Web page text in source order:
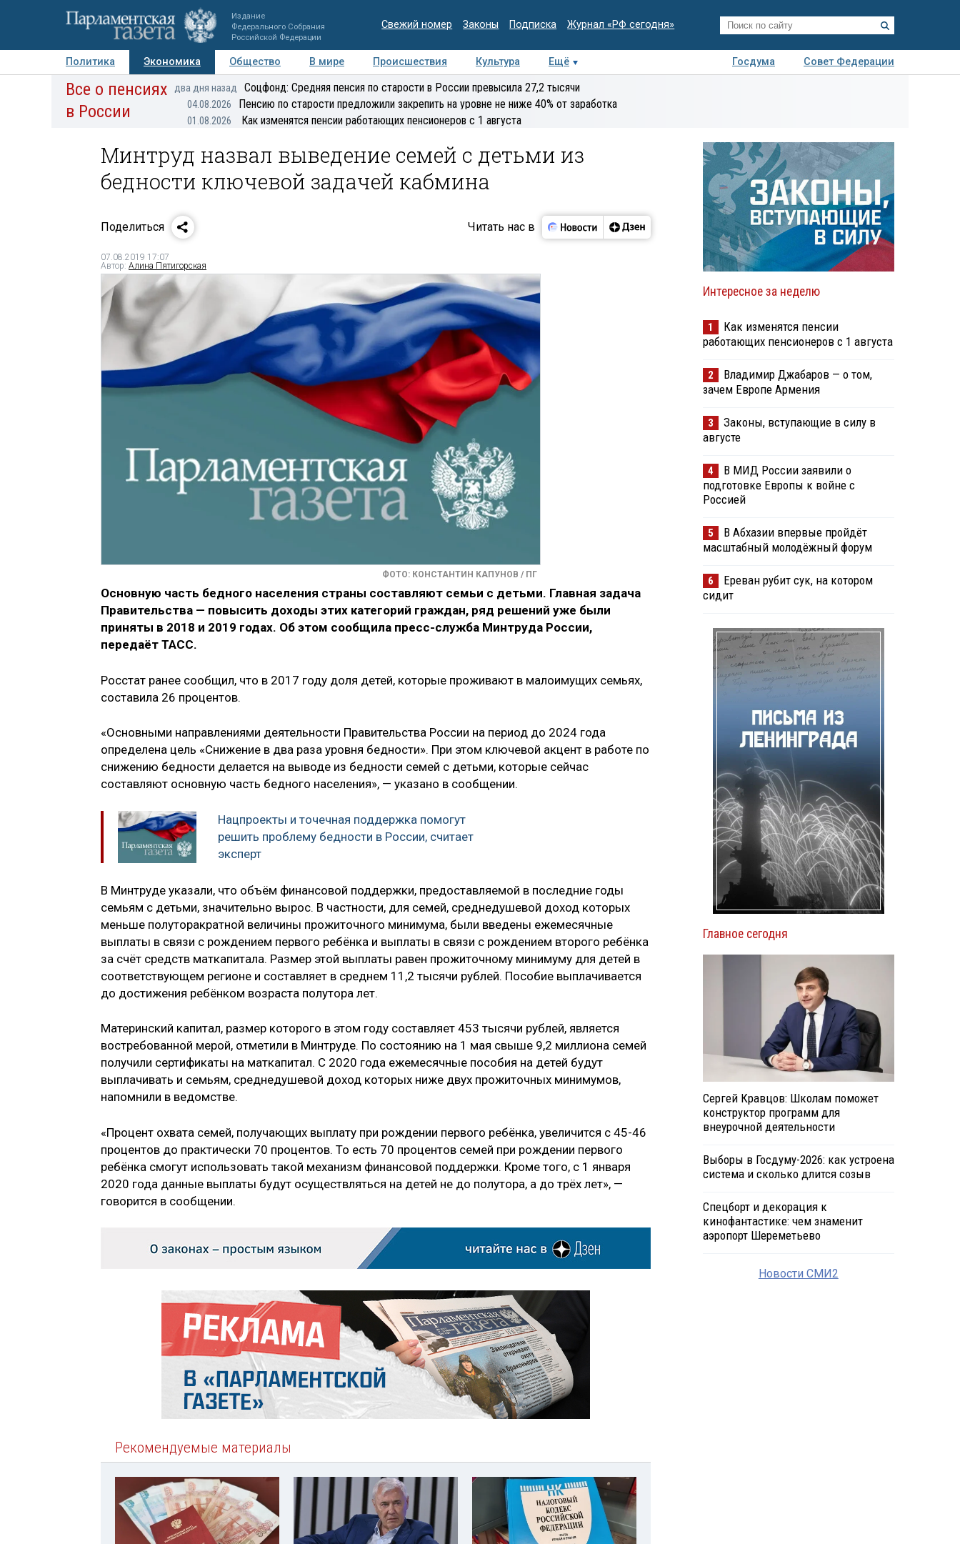
Издание
Федерального Собрания
Российской Федерации
Свежий номер Законы Подписка Журнал «РФ сегодня»
Политика Экономика Общество В мире Происшествия Культура Ещё Госдума
Совет Федерации
Авторы Персоны Мнения Регионы Медиацентр Интервью Колумнисты
Все о пенсиях
в России
два дня назад Соцфонд: Средняя пенсия по старости в России превысила 27,2 тысячи
04.08.2026 Пенсию по старости предложили закрепить на уровне не ниже 40% от заработка
01.08.2026 Как изменятся пенсии работающих пенсионеров с 1 августа
Минтруд назвал выведение семей с детьми из
бедности ключевой задачей кабмина
Поделиться Читать нас в
07.08.2019 17:07
Автор: Алина Пятигорская
ФОТО: КОНСТАНТИН КАПУНОВ / ПГ
Основную часть бедного населения страны составляют семьи с детьми. Главная задача
Правительства — повысить доходы этих категорий граждан, ряд решений уже были
приняты в 2018 и 2019 годах. Об этом сообщила пресс-служба Минтруда России,
передаёт ТАСС.
Росстат ранее сообщил, что в 2017 году доля детей, которые проживают в малоимущих семьях,
составила 26 процентов.
«Основными направлениями деятельности Правительства России на период до 2024 года
определена цель «Снижение в два раза уровня бедности». При этом ключевой акцент в работе по
снижению бедности делается на выводе из бедности семей с детьми, которые сейчас
составляют основную часть бедного населения», — указано в сообщении.
Нацпроекты и точечная поддержка помогут
решить проблему бедности в России, считает
эксперт
В Минтруде указали, что объём финансовой поддержки, предоставляемой в последние годы
семьям с детьми, значительно вырос. В частности, для семей, среднедушевой доход которых
меньше полуторакратной величины прожиточного минимума, были введены ежемесячные
выплаты в связи с рождением первого ребёнка и выплаты в связи с рождением второго ребёнка
за счёт средств маткапитала. Размер этой выплаты равен прожиточному минимуму для детей в
соответствующем регионе и составляет в среднем 11,2 тысячи рублей. Пособие выплачивается
до достижения ребёнком возраста полутора лет.
Материнский капитал, размер которого в этом году составляет 453 тысячи рублей, является
востребованной мерой, отметили в Минтруде. По состоянию на 1 мая свыше 9,2 миллиона семей
получили сертификаты на маткапитал. С 2020 года ежемесячные пособия на детей будут
выплачивать и семьям, среднедушевой доход которых ниже двух прожиточных минимумов,
напомнили в ведомстве.
«Процент охвата семей, получающих выплату при рождении первого ребёнка, увеличится с 45-46
процентов до практически 70 процентов. То есть 70 процентов семей при рождении первого
ребёнка смогут использовать такой механизм финансовой поддержки. Кроме того, с 1 января
2020 года данные выплаты будут осуществляться на детей не до полутора, а до трёх лет», —
говорится в сообщении.
Рекомендуемые материалы
Интересное за неделю
1
Как изменятся пенсии
работающих пенсионеров с 1 августа
2
Владимир Джабаров — о том,
зачем Европе Армения
3
Законы, вступающие в силу в
августе
4
В МИД России заявили о
подготовке Европы к войне с
Россией
5
В Абхазии впервые пройдёт
масштабный молодёжный форум
6
Ереван рубит сук, на котором
сидит
Главное сегодня
Сергей Кравцов: Школам поможет
конструктор программ для
внеурочной деятельности
Выборы в Госдуму-2026: как устроена
система и сколько длится созыв
Спецборт и декорация к
кинофантастике: чем знаменит
аэропорт Шереметьево
Новости СМИ2